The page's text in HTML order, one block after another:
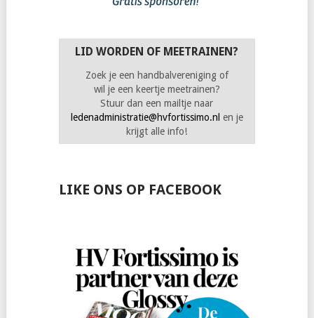
LID WORDEN OF MEETRAINEN?
Zoek je een handbalvereniging of
wil je een keertje meetrainen?
Stuur dan een mailtje naar
ledenadministratie@hvfortissimo.nl en je
krijgt alle info!
LIKE ONS OP FACEBOOK